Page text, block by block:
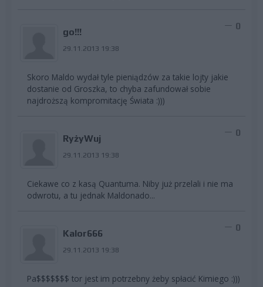
go!!!
29.11.2013 19:38
0
Skoro Maldo wydał tyle pieniądzów za takie lojty jakie
dostanie od Groszka, to chyba zafundował sobie
najdroższą kompromitację Świata :)))
RyżyWuj
29.11.2013 19:38
0
Ciekawe co z kasą Quantuma. Niby już przelali i nie ma
odwrotu, a tu jednak Maldonado...
Kalor666
29.11.2013 19:38
0
Pa$$$$$$$ tor jest im potrzebny żeby spłacić Kimiego :)))